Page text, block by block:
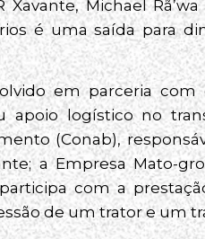
Michael
é uma saída para
em parceria com
apoio logístico no
(Conab),
a Empresa Mato-
com a
de um trator e um